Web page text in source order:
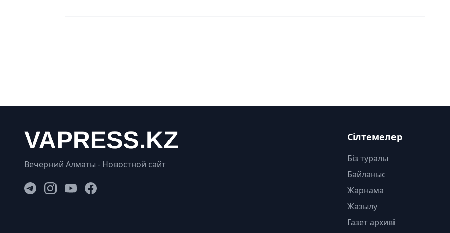
Вечерний Алматы - Новостной сайт
Сілтемелер
Біз туралы
Байланыс
Жарнама
Жазылу
Газет архиві